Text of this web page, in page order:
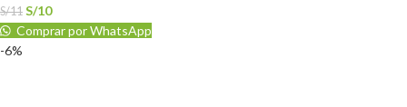
S/11 S/10
Comprar por WhatsApp
-6%